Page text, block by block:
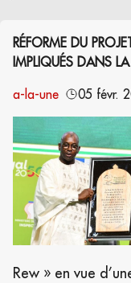
RÉFORME DU
IMPLIQUÉS DANS
a-la-une
05 févr.
Rew » en vue